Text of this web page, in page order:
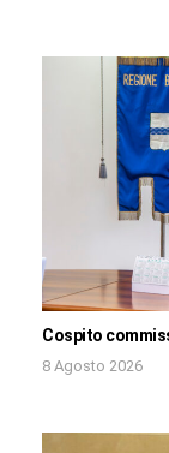
Cospito
8 Agosto 2026